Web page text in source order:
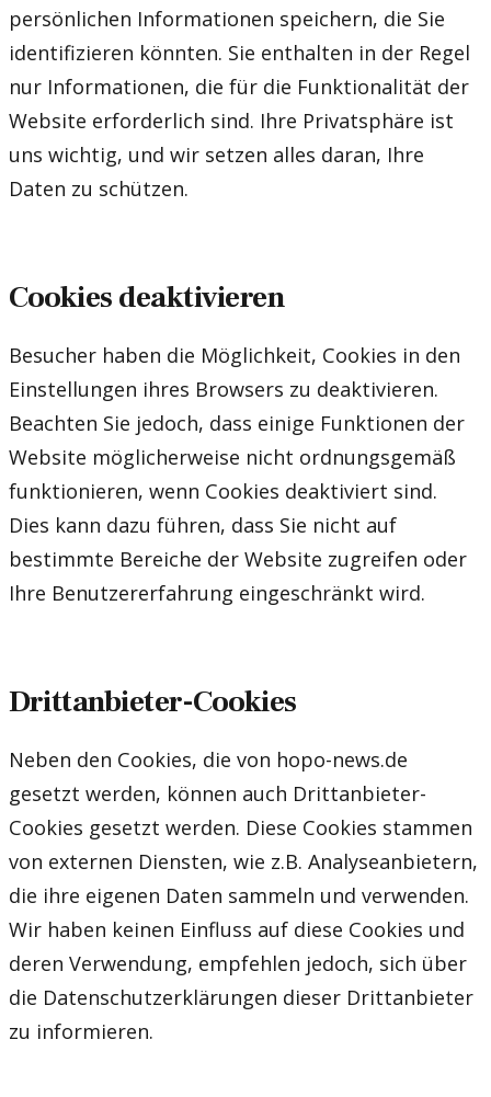
persönlichen Informationen speichern, die Sie
identifizieren könnten. Sie enthalten in der Regel
nur Informationen, die für die Funktionalität der
Website erforderlich sind. Ihre Privatsphäre ist
uns wichtig, und wir setzen alles daran, Ihre
Daten zu schützen.
Cookies deaktivieren
Besucher haben die Möglichkeit, Cookies in den
Einstellungen ihres Browsers zu deaktivieren.
Beachten Sie jedoch, dass einige Funktionen der
Website möglicherweise nicht ordnungsgemäß
funktionieren, wenn Cookies deaktiviert sind.
Dies kann dazu führen, dass Sie nicht auf
bestimmte Bereiche der Website zugreifen oder
Ihre Benutzererfahrung eingeschränkt wird.
Drittanbieter-Cookies
Neben den Cookies, die von hopo-news.de
gesetzt werden, können auch Drittanbieter-
Cookies gesetzt werden. Diese Cookies stammen
von externen Diensten, wie z.B. Analyseanbietern,
die ihre eigenen Daten sammeln und verwenden.
Wir haben keinen Einfluss auf diese Cookies und
deren Verwendung, empfehlen jedoch, sich über
die Datenschutzerklärungen dieser Drittanbieter
zu informieren.